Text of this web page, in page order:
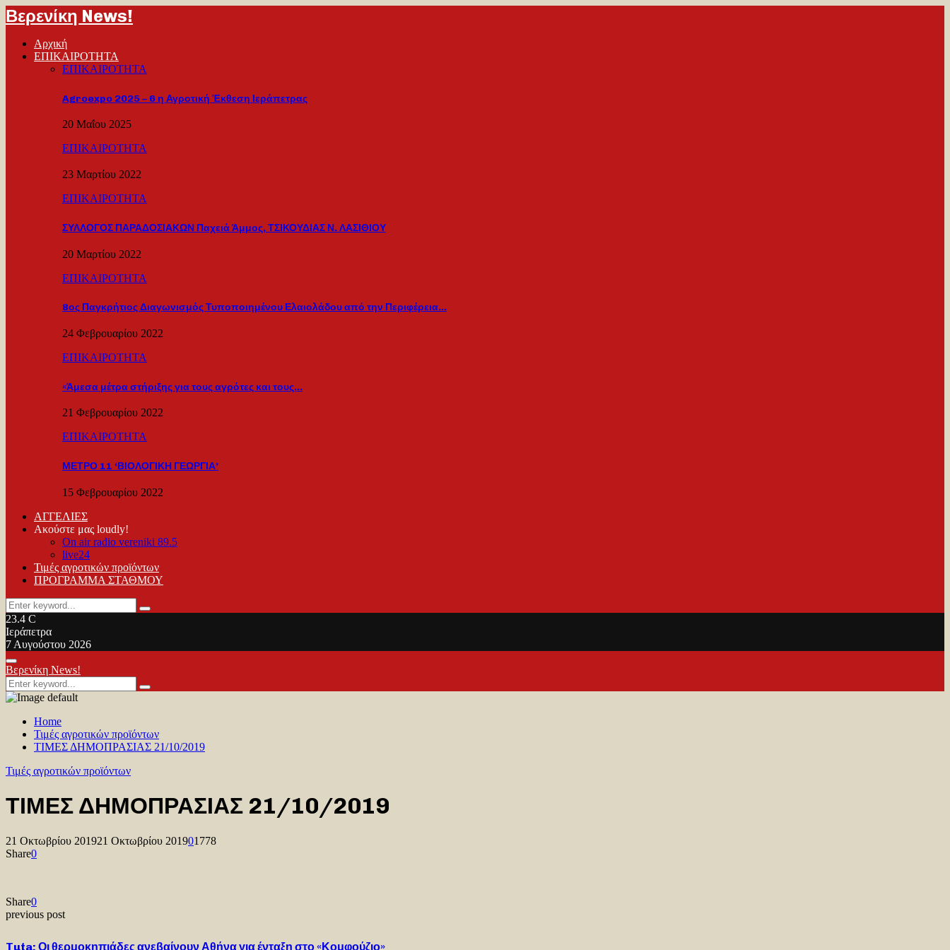
Βερενίκη News!
Αρχική
ΕΠΙΚΑΙΡΟΤΗΤΑ
ΕΠΙΚΑΙΡΟΤΗΤΑ
Agroexpo 2025 – 6 η Αγροτική Έκθεση Ιεράπετρας
20 Μαΐου 2025
ΕΠΙΚΑΙΡΟΤΗΤΑ
23 Μαρτίου 2022
ΕΠΙΚΑΙΡΟΤΗΤΑ
ΣΥΛΛΟΓΟΣ ΠΑΡΑΔΟΣΙΑΚΩΝ Παχειά Άμμος, ΤΣΙΚΟΥΔΙΑΣ Ν. ΛΑΣΙΘΙΟΥ
20 Μαρτίου 2022
ΕΠΙΚΑΙΡΟΤΗΤΑ
8ος Παγκρήτιος Διαγωνισμός Τυποποιημένου Ελαιολάδου από την Περιφέρεια…
24 Φεβρουαρίου 2022
ΕΠΙΚΑΙΡΟΤΗΤΑ
«Άμεσα μέτρα στήριξης για τους αγρότες και τους…
21 Φεβρουαρίου 2022
ΕΠΙΚΑΙΡΟΤΗΤΑ
ΜΕΤΡΟ 11 ‘ΒΙΟΛΟΓΙΚΗ ΓΕΩΡΓΙΑ’
15 Φεβρουαρίου 2022
ΑΓΓΕΛΙΕΣ
Ακούστε μας loudly!
On air radio vereniki 89.5
live24
Τιμές αγροτικών προϊόντων
ΠΡΟΓΡΑΜΜΑ ΣΤΑΘΜΟΥ
Search
for:
Search
23.4 C
Ιεράπετρα
7 Αυγούστου 2026
Facebook
Twitter
Youtube
Primary
Menu
Βερενίκη News!
Search
for:
Search
Home
Τιμές αγροτικών προϊόντων
ΤΙΜΕΣ ΔΗΜΟΠΡΑΣΙΑΣ 21/10/2019
Τιμές αγροτικών προϊόντων
ΤΙΜΕΣ ΔΗΜΟΠΡΑΣΙΑΣ 21/10/2019
21 Οκτωβρίου 201921 Οκτωβρίου 201901778
Share0
Share0
previous post
Tuta: Οι θερμοκηπιάδες ανεβαίνουν Αθήνα για ένταξη στο «Κομφούζιο»